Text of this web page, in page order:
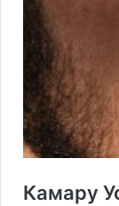
Камару